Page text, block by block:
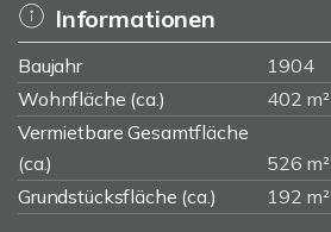
Informationen
Baujahr
1904
Wohnfläche (ca.)
402 m²
Vermietbare Gesamtfläche
(ca.)
526 m²
Grundstücksfläche (ca.)
192 m²